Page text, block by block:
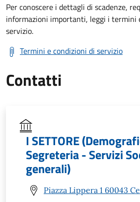
Per conoscere i dettagli di scadenze,
informazioni importanti, leggi i termini
servizio.
Termini e condizioni di servizio
Contatti
I SETTORE
Segreteria - Servizi
generali)
Piazza Lippera 1 60043